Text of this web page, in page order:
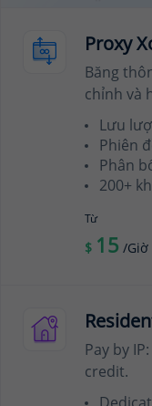
Proxy
Băng
chỉnh và
Lưu
Phiên
Phân
200+
Từ
$ 15 /Giờ
Pay by
credit.